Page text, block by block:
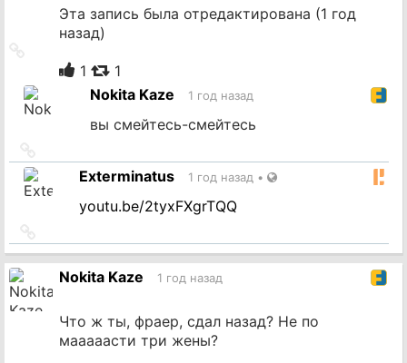
Эта запись была отредактирована (1 год
назад)
источник
1
1
Nokita Kaze
1 год назад
вы смейтесь-смейтесь
на
источникExterminatus 1 год назад •
youtu.be/2tyxFXgrTQQ
на
источник
Nokita Kaze 1 год назад
Что ж ты, фраер, сдал назад? Не по
мааааасти три жены?